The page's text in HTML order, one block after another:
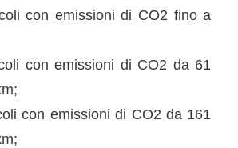
con emissioni di CO2 fino a
con emissioni di CO2 da 61
con emissioni di CO2 da 161